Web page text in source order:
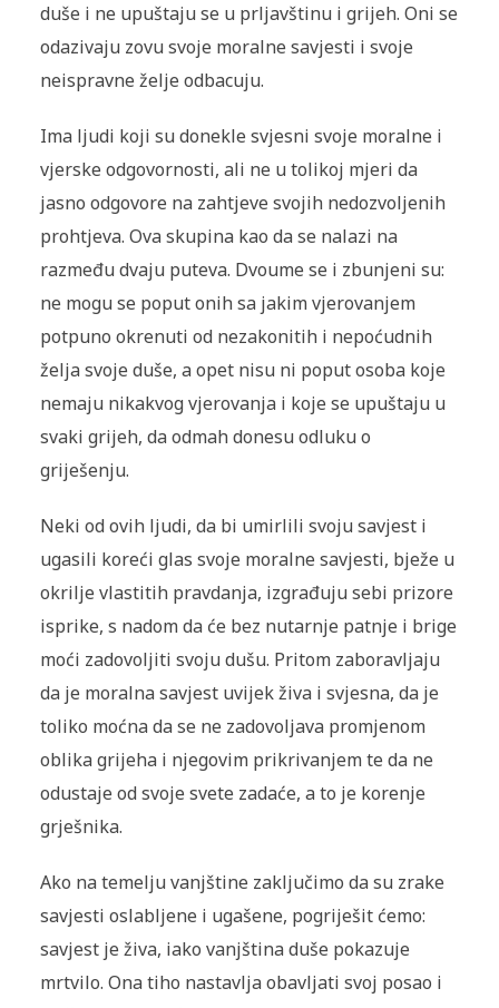
duše i ne upuštaju se u prljavštinu i grijeh. Oni se
odazivaju zovu svoje moralne savjesti i svoje
neispravne želje odbacuju.
Ima ljudi koji su donekle svjesni svoje moralne i
vjerske odgovornosti, ali ne u tolikoj mjeri da
jasno odgovore na zahtjeve svojih nedozvoljenih
prohtjeva. Ova skupina kao da se nalazi na
razmeđu dvaju puteva. Dvoume se i zbunjeni su:
ne mogu se poput onih sa jakim vjerovanjem
potpuno okrenuti od nezakonitih i nepoćudnih
želja svoje duše, a opet nisu ni poput osoba koje
nemaju nikakvog vjerovanja i koje se upuštaju u
svaki grijeh, da odmah donesu odluku o
griješenju.
Neki od ovih ljudi, da bi umirlili svoju savjest i
ugasili koreći glas svoje moralne savjesti, bježe u
okrilje vlastitih pravdanja, izgrađuju sebi prizore
isprike, s nadom da će bez nutarnje patnje i brige
moći zadovoljiti svoju dušu. Pritom zaboravljaju
da je moralna savjest uvijek živa i svjesna, da je
toliko moćna da se ne zadovoljava promjenom
oblika grijeha i njegovim prikrivanjem te da ne
odustaje od svoje svete zadaće, a to je korenje
grješnika.
Ako na temelju vanjštine zaključimo da su zrake
savjesti oslabljene i ugašene, pogriješit ćemo:
savjest je živa, iako vanjština duše pokazuje
mrtvilo. Ona tiho nastavlja obavljati svoj posao i